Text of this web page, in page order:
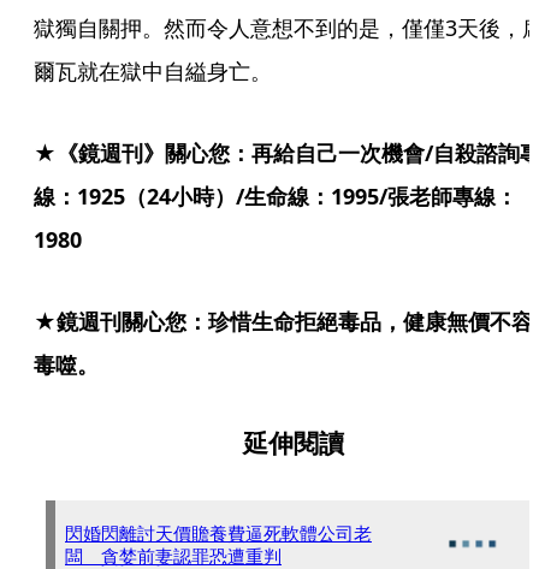
獄獨自關押。然而令人意想不到的是，僅僅3天後，
爾瓦就在獄中自縊身亡。
★《鏡週刊》關心您：再給自己一次機會/自殺諮詢
線：1925（24小時）/生命線：1995/張老師專線：
1980
★鏡週刊關心您：珍惜生命拒絕毒品，健康無價不容
毒噬。
延伸閱讀
閃婚閃離討天價贍養費逼死軟體公司老
闆 貪婪前妻認罪恐遭重判